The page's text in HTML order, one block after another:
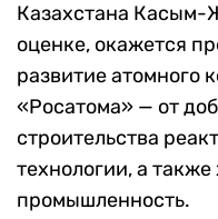
Казахстана Касым-
оценке, окажется
развитие атомного
«Росатома» — от
строительства
технологии, а
промышленность.